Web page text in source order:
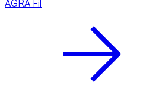
AGRA Fil